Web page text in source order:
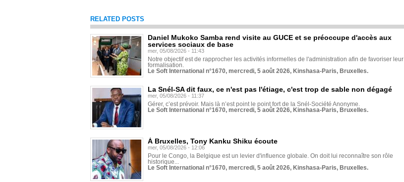
RELATED POSTS
Daniel Mukoko Samba rend visite au GUCE et se préoccupe d'accès aux
services sociaux de base
mer, 05/08/2026 - 11:43
Notre objectif est de rapprocher les activités informelles de l'administration afin de favoriser leur
formalisation.
Le Soft International n°1670, mercredi, 5 août 2026, Kinshasa-Paris, Bruxelles.
La Snél-SA dit faux, ce n'est pas l'étiage, c'est trop de sable non dégagé
mer, 05/08/2026 - 11:37
Gérer, c’est prévoir. Mais là n’est point le point fort de la Snél-Société Anonyme.
Le Soft International n°1670, mercredi, 5 août 2026, Kinshasa-Paris, Bruxelles.
À Bruxelles, Tony Kanku Shiku écoute
mer, 05/08/2026 - 12:06
Pour le Congo, la Belgique est un levier d'influence globale. On doit lui reconnaître son rôle
historique...
Le Soft International n°1670, mercredi, 5 août 2026, Kinshasa-Paris, Bruxelles.